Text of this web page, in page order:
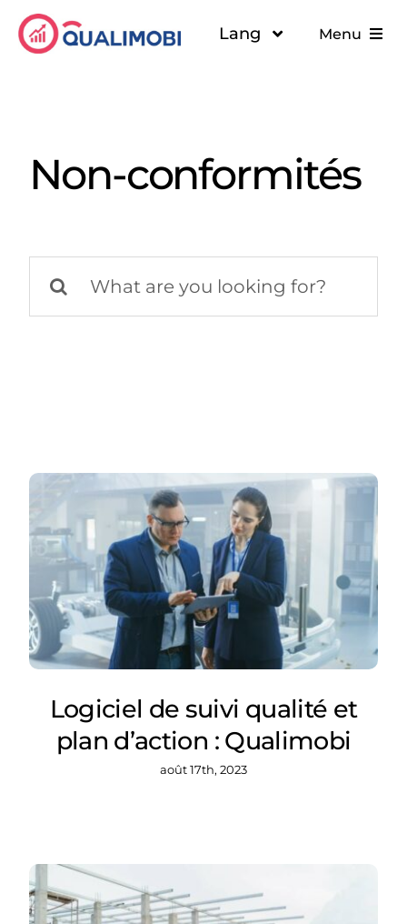
Passer
au
Menu
Ressources
Lang
Non-conformités
Logiciel de suivi qualité et
plan d’action : Qualimobi
août 17th, 2023